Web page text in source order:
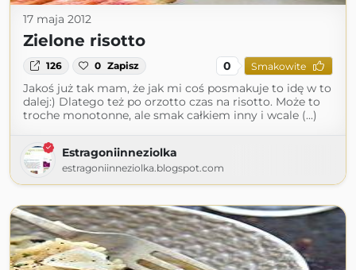
17 maja 2012
Zielone risotto
126 0 Zapisz 0 Smakowite
Jakoś już tak mam, że jak mi coś posmakuje to idę w to
dalej:) Dlatego też po orzotto czas na risotto. Może to
troche monotonne, ale smak całkiem inny i wcale (...)
Estragoniinneziolka
estragoniinneziolka.blogspot.com